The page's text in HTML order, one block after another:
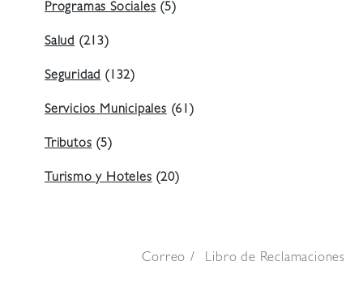
Programas Sociales (5)
Salud (213)
Seguridad (132)
Servicios Municipales (61)
Tributos (5)
Turismo y Hoteles (20)
Correo Libro de Reclamaciones